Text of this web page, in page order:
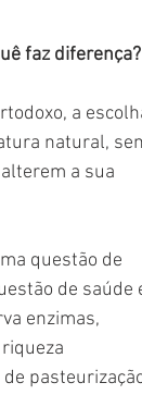
faz diferença?
a
natural,
a sua
questão de
de saúde
enzimas,